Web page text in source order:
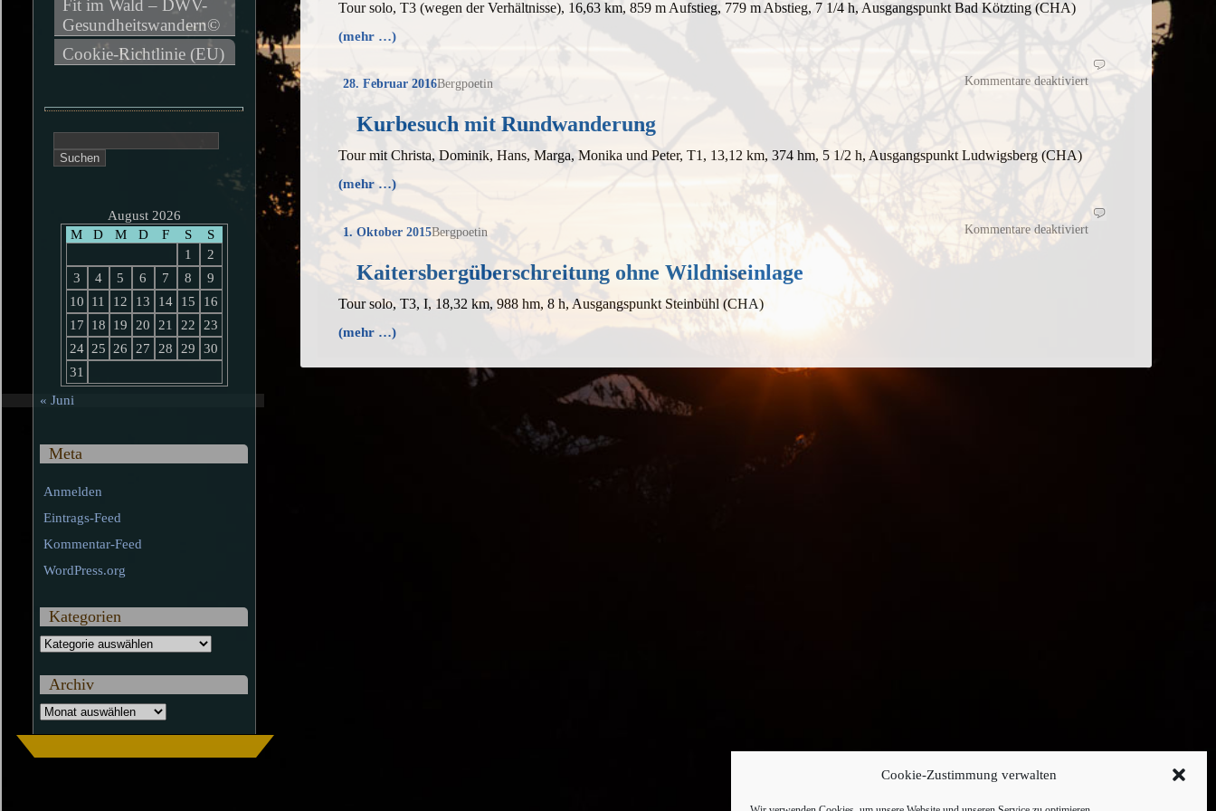
Cookie-Zustimmung verwalten
Tour solo, T3 (wegen der Verhältnisse), 16,63 km, 859 m Aufstieg, 779 m Abstieg, 7 1/4 h, Ausgangspunkt Bad Kötzting (CHA)
(mehr …)
Kommentare deaktiviert
für
Kurbesuch
mit
28. Februar 2016Bergpoetin
Kurbesuch mit Rundwanderung
Tour mit Christa, Dominik, Hans, Marga, Monika und Peter, T1, 13,12 km, 374 hm, 5 1/2 h, Ausgangspunkt Ludwigsberg (CHA)
(mehr …)
Kommentare deaktiviert
für
ohne
1. Oktober 2015Bergpoetin
Kaitersbergüberschreitung ohne Wildniseinlage
Tour solo, T3, I, 18,32 km, 988 hm, 8 h, Ausgangspunkt Steinbühl (CHA)
(mehr …)
Fit im Wald – DWV-
Gesundheitswandern©
Cookie-Richtlinie (EU)
nach:
August 2026
M
D M D F S
S
1
2
3
4 5 6 7 8
9
10
11 12 13 14 15
16
17
18 19 20 21 22
23
24 25 26 27 28 29
30
31
« Juni
Meta
Anmelden
Eintrags-Feed
Kommentar-Feed
WordPress.org
Kategorien
Kategorien
Archiv
Archiv